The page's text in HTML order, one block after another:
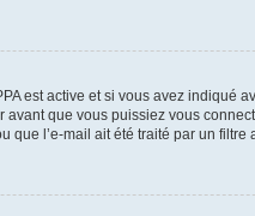
est active et si vous avez indiqué
que vous puissiez vous
l’e-mail ait été traité par un